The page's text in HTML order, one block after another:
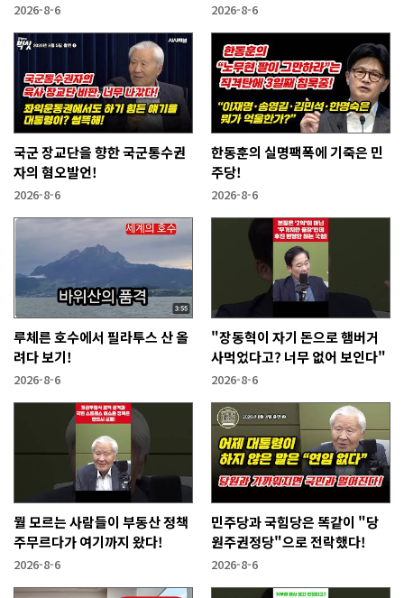
2026-8-6 2026-8-6
국군 장교단을 향한 국군통수권
자의 혐오발언!
2026-8-6
한동훈의 실명팩폭에 기죽은 민
주당!
2026-8-6
루체른 호수에서 필라투스 산 올
려다 보기!
2026-8-6
"장동혁이 자기 돈으로 햄버거
사먹었다고? 너무 없어 보인다"
2026-8-6
뭘 모르는 사람들이 부동산 정책
주무르다가 여기까지 왔다!
2026-8-6
민주당과 국힘당은 똑같이 "당
원주권정당"으로 전락했다!
2026-8-6